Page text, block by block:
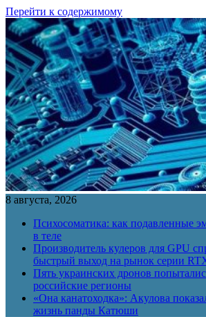
Перейти к содержимому
8 августа, 2026
Психосоматика: как подавленные
в теле
Производитель кулеров для GPU
быстрый выход на рынок серии
Пять украинских дронов
российские регионы
«Она канатоходка»: Акулова
жизнь панды Катюши